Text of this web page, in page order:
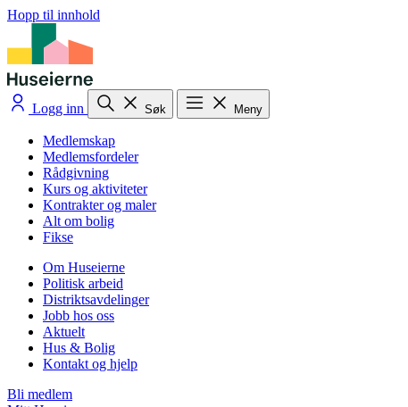
Hopp til innhold
Logg inn Søk Meny
Medlemskap
Medlemsfordeler
Rådgivning
Kurs og aktiviteter
Kontrakter og maler
Alt om bolig
Fikse
Om Huseierne
Politisk arbeid
Distriktsavdelinger
Jobb hos oss
Aktuelt
Hus & Bolig
Kontakt og hjelp
Bli medlem